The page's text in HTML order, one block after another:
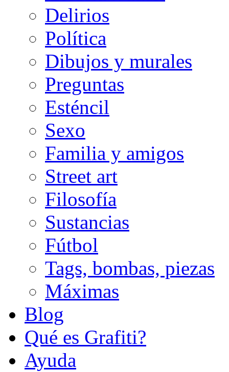
Delirios
Política
Dibujos y murales
Preguntas
Esténcil
Sexo
Familia y amigos
Street art
Filosofía
Sustancias
Fútbol
Tags, bombas, piezas
Máximas
Blog
Qué es Grafiti?
Ayuda